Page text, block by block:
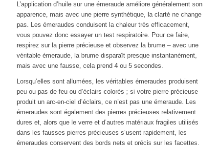
L’application d’huile sur une émeraude améliore généralement son
apparence, mais avec une pierre synthétique, la clarté ne change
pas. Les émeraudes conduisent la chaleur très efficacement,
vous pouvez donc essayer un test respiratoire. Pour ce faire,
respirez sur la pierre précieuse et observez la brume – avec une
véritable émeraude, la brume disparaît presque instantanément,
mais avec une fausse, cela prend 4 ou 5 secondes.
Lorsqu’elles sont allumées, les véritables émeraudes produisent
peu ou pas de feu ou d’éclairs colorés ; si votre pierre précieuse
produit un arc-en-ciel d’éclairs, ce n’est pas une émeraude. Les
émeraudes sont également des pierres précieuses relativement
dures et, alors que le verre et d’autres matériaux fragiles utilisés
dans les fausses pierres précieuses s’usent rapidement, les
émeraudes conservent des bords nets et précis sur les facettes.